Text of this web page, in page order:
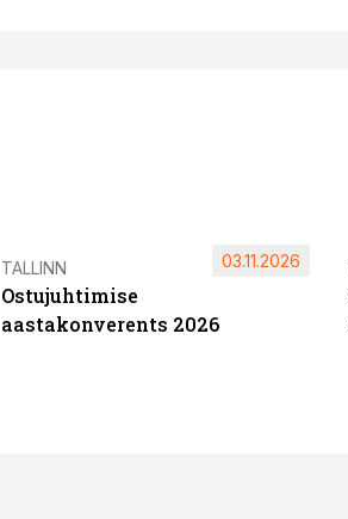
TALLINN
Ostujuhtimise
aastakonverents 2026
03.11.2026